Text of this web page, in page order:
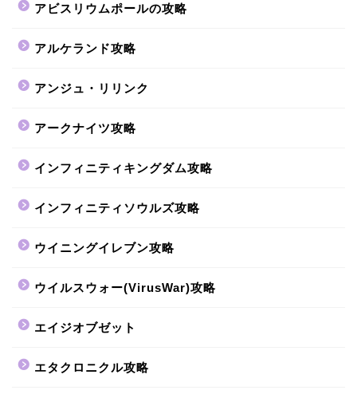
アビスリウムポールの攻略
アルケランド攻略
アンジュ・リリンク
アークナイツ攻略
インフィニティキングダム攻略
インフィニティソウルズ攻略
ウイニングイレブン攻略
ウイルスウォー(VirusWar)攻略
エイジオブゼット
エタクロニクル攻略